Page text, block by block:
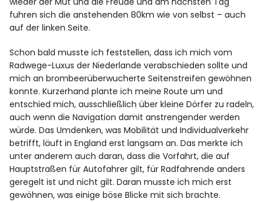
fuhren sich die anstehenden 80km wie von selbst – auch
auf der linken Seite.
Schon bald musste ich feststellen, dass ich mich vom
Radwege-Luxus der Niederlande verabschieden sollte und
mich an brombeerüberwucherte Seitenstreifen gewöhnen
konnte. Kurzerhand plante ich meine Route um und
entschied mich, ausschließlich über kleine Dörfer zu radeln,
auch wenn die Navigation damit anstrengender werden
würde. Das Umdenken, was Mobilität und Individualverkehr
betrifft, läuft in England erst langsam an. Das merkte ich
unter anderem auch daran, dass die Vorfahrt, die auf
Hauptstraßen für Autofahrer gilt, für Radfahrende anders
geregelt ist und nicht gilt. Daran musste ich mich erst
gewöhnen, was einige böse Blicke mit sich brachte.